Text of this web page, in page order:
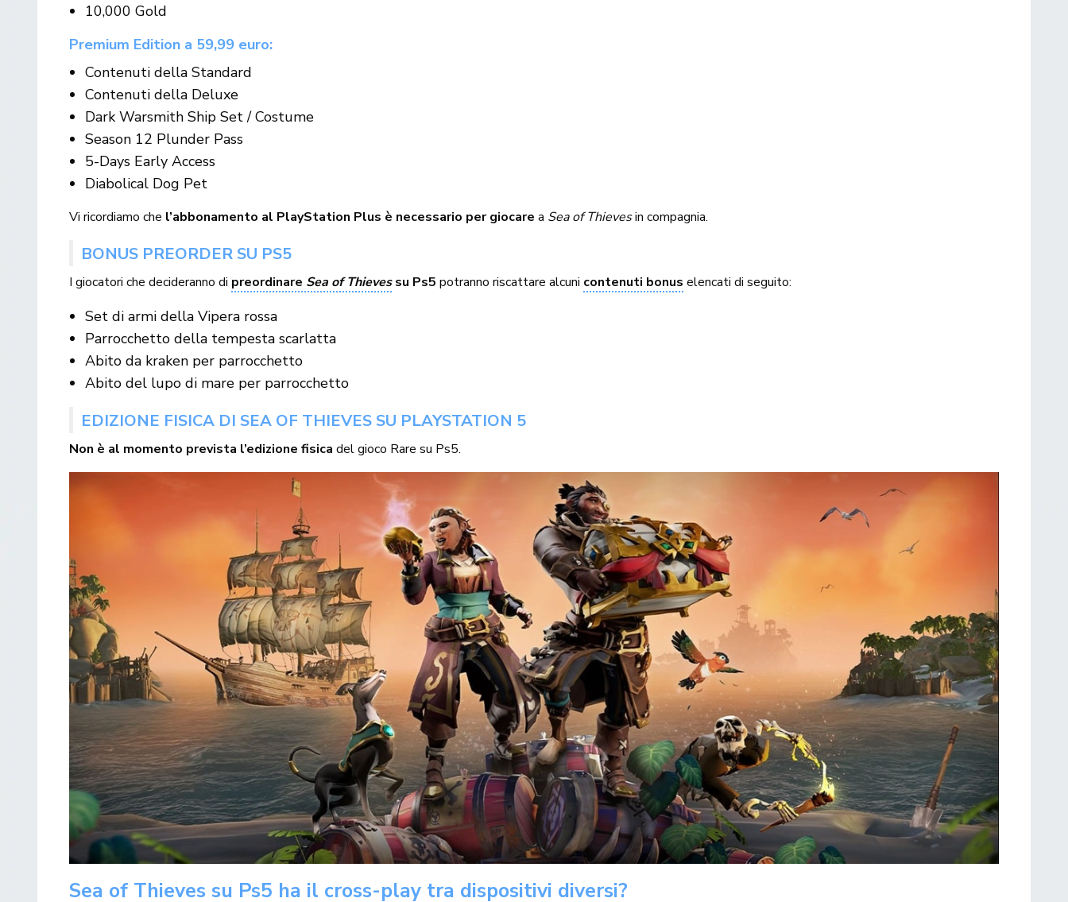
10,000 Gold
Premium Edition a 59,99 euro:
Contenuti della Standard
Contenuti della Deluxe
Dark Warsmith Ship Set / Costume
Season 12 Plunder Pass
5-Days Early Access
Diabolical Dog Pet
Vi ricordiamo che l’abbonamento al PlayStation Plus è necessario per giocare a Sea of Thievesin compagnia.
BONUS PREORDER SU PS5
I giocatori che decideranno di preordinare Sea of Thievessu Ps5 potranno riscattare alcuni contenuti bonus elencati di seguito:
Set di armi della Vipera rossa
Parrocchetto della tempesta scarlatta
Abito da kraken per parrocchetto
Abito del lupo di mare per parrocchetto
EDIZIONE FISICA DI SEA OF THIEVES SU PLAYSTATION 5
Non è al momento prevista l’edizione fisica del gioco Rare su Ps5.
Sea of Thieves su Ps5 ha il cross-play tra dispositivi diversi?